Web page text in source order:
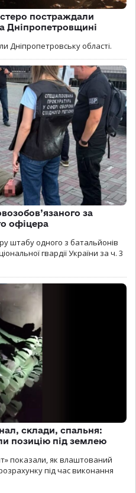
постраждали
Дніпропетровщині
Дніпропетровську області.
за
офіцера
штабу одного з батальйонів
гвардії України за ч. 3
склади, спальня:
позицію під землею
показали, як влаштований
під час виконання